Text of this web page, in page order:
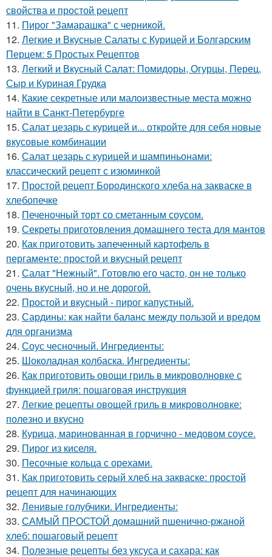
свойства и простой рецепт
11. Пирог "Замарашка" с черникой.
12. Легкие и Вкусные Салаты с Курицей и Болгарским
Перцем: 5 Простых Рецептов
13. Легкий и Вкусный Салат: Помидоры, Огурцы, Перец,
Сыр и Куриная Грудка
14. Какие секретные или малоизвестные места можно
найти в Санкт-Петербурге
15. Салат цезарь с курицей и... откройте для себя новые
вкусовые комбинации
16. Салат цезарь с курицей и шампиньонами:
классический рецепт с изюминкой
17. Простой рецепт Бородинского хлеба на закваске в
хлебопечке
18. Печеночный торт со сметанным соусом.
19. Секреты приготовления домашнего теста для мантов
20. Как приготовить запеченный картофель в
пергаменте: простой и вкусный рецепт
21. Салат "Нежный". Готовлю его часто, он не только
очень вкусный, но и не дорогой.
22. Простой и вкусный - пирог капустный.
23. Сардины: как найти баланс между пользой и вредом
для организма
24. Соус чесночный. Ингредиенты:
25. Шоколадная колбаска. Ингредиенты:
26. Как приготовить овощи гриль в микроволновке с
функцией гриля: пошаговая инструкция
27. Легкие рецепты овощей гриль в микроволновке:
полезно и вкусно
28. Курица, маринованная в горчично - медовом соусе.
29. Пирог из киселя.
30. Песочные кольца с орехами.
31. Как приготовить серый хлеб на закваске: простой
рецепт для начинающих
32. Ленивые голубчики. Ингредиенты:
33. САМЫЙ ПРОСТОЙ домашний пшенично-ржаной
хлеб: пошаговый рецепт
34. Полезные рецепты без уксуса и сахара: как